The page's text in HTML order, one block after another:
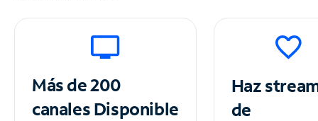
Más de 200
canalesDisponible
Haz
de